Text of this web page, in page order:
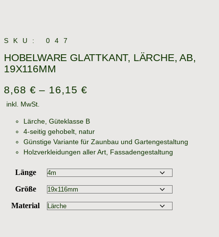
SKU: 047
HOBELWARE GLATTKANT, LÄRCHE, AB,
19X116MM
8,68 € – 16,15 €
inkl. MwSt.
Lärche, Güteklasse B
4-seitig gehobelt, natur
Günstige Variante für Zaunbau und Gartengestaltung
Holzverkleidungen aller Art, Fassadengestaltung
Länge
Größe
Material